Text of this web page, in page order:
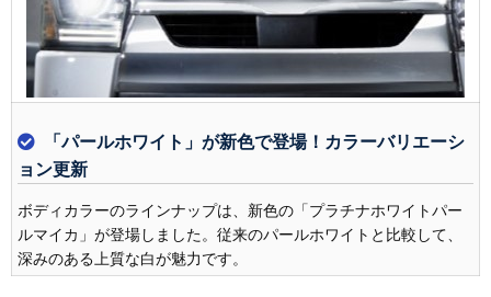
「パールホワイト」が新色で登場！カラーバリエーシ
ョン更新
ボディカラーのラインナップは、新色の「プラチナホワイトパー
ルマイカ」が登場しました。従来のパールホワイトと比較して、
深みのある上質な白が魅力です。